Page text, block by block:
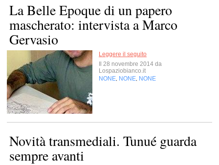
La Belle Epoque di un papero
mascherato: intervista a Marco
Gervasio
Leggere il seguito
Il 28 novembre 2014 da
Lospaziobianco.it
NONE NONE NONE
Novità transmedia​li. Tunué guarda
sempre avanti